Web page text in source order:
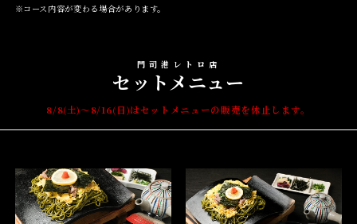
※コース内容が変わる場合があります。
門司港レトロ店
セットメニュー
8/8(土)～8/16(日)はセットメニューの販売を休止します。